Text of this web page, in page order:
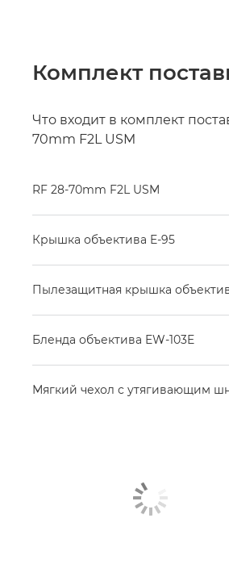
Комплект
Что входит в комплект
70mm F2L USM
RF 28-70mm F2L USM
Крышка объектива E-95
Пылезащитная крышка
Бленда объектива EW-103E
Мягкий чехол с утягивающим